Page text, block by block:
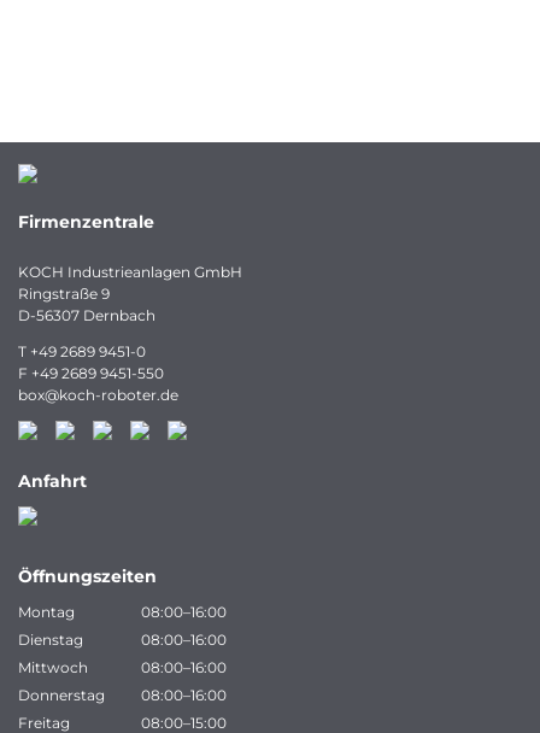
Firmenzentrale
KOCH Industrieanlagen GmbH
Ringstraße 9
D-56307 Dernbach
T +49 2689 9451-0
F +49 2689 9451-550
box@koch-roboter.de
Anfahrt
Öffnungszeiten
Montag
08:00–16:00
Dienstag
08:00–16:00
Mittwoch
08:00–16:00
Donnerstag
08:00–16:00
Freitag
08:00–15:00